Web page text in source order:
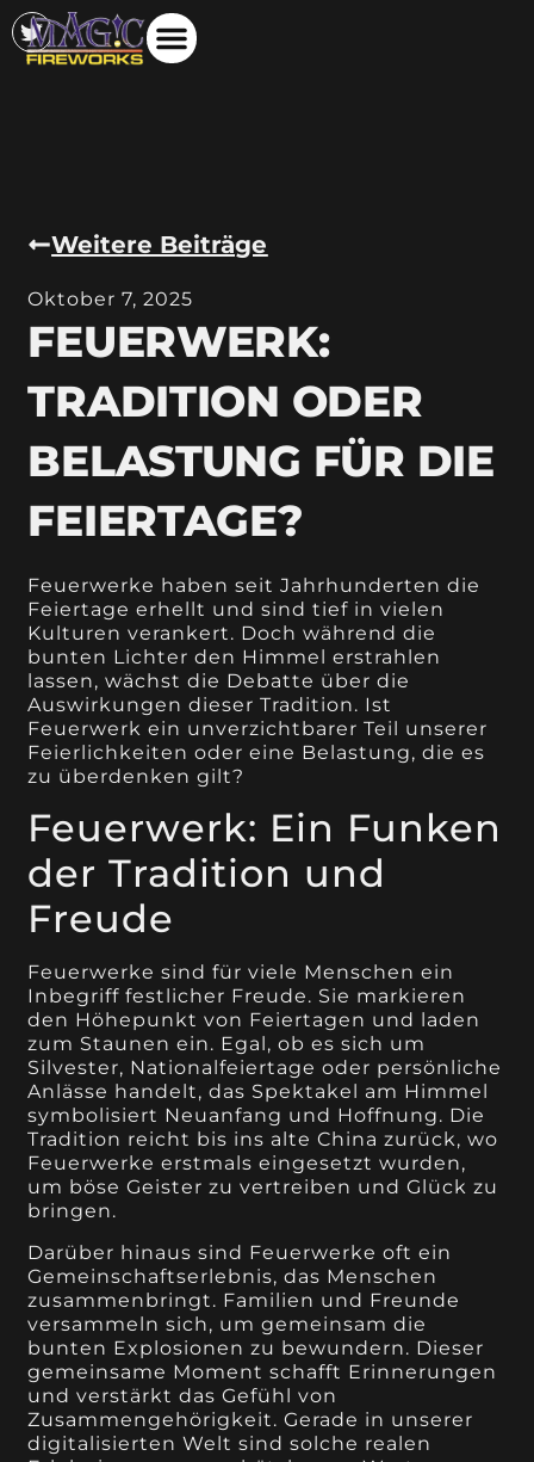
Weitere Beiträge
Oktober 7, 2025
FEUERWERK:
TRADITION ODER
BELASTUNG FÜR DIE
FEIERTAGE?
Feuerwerke haben seit Jahrhunderten die
Feiertage erhellt und sind tief in vielen
Kulturen verankert. Doch während die
bunten Lichter den Himmel erstrahlen
lassen, wächst die Debatte über die
Auswirkungen dieser Tradition. Ist
Feuerwerk ein unverzichtbarer Teil unserer
Feierlichkeiten oder eine Belastung, die es
zu überdenken gilt?
Feuerwerk: Ein Funken
der Tradition und
Freude
Feuerwerke sind für viele Menschen ein
Inbegriff festlicher Freude. Sie markieren
den Höhepunkt von Feiertagen und laden
zum Staunen ein. Egal, ob es sich um
Silvester, Nationalfeiertage oder persönliche
Anlässe handelt, das Spektakel am Himmel
symbolisiert Neuanfang und Hoffnung. Die
Tradition reicht bis ins alte China zurück, wo
Feuerwerke erstmals eingesetzt wurden,
um böse Geister zu vertreiben und Glück zu
bringen.
Darüber hinaus sind Feuerwerke oft ein
Gemeinschaftserlebnis, das Menschen
zusammenbringt. Familien und Freunde
versammeln sich, um gemeinsam die
bunten Explosionen zu bewundern. Dieser
gemeinsame Moment schafft Erinnerungen
und verstärkt das Gefühl von
Zusammengehörigkeit. Gerade in unserer
digitalisierten Welt sind solche realen